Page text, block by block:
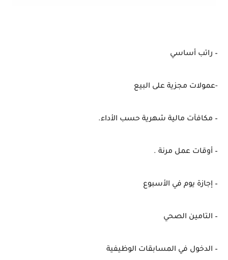
– راتب أساسي
-عمولات مجزية على البيع
– مكافآت مالية شهرية حسب الأداء.
– أوقات عمل مرنة .
– إجازة يوم في الأسبوع
– التامين الصحي
– الدخول في المسابقات الوظيفية